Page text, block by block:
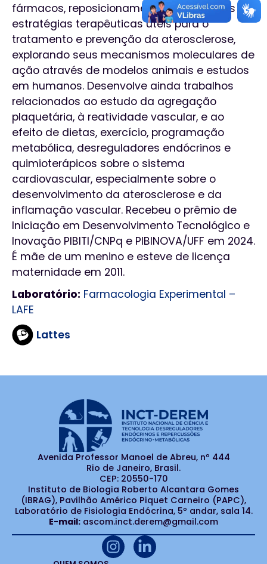
fármacos, reposicionamento de fármacos e
estratégias terapêuticas úteis para o
tratamento e prevenção da aterosclerose,
explorando seus mecanismos moleculares de
ação através de modelos animais e estudos
em humanos. Desenvolve ainda trabalhos
relacionados ao estudo da agregação
plaquetária, à reatividade vascular, e ao
efeito de dietas, exercício, programação
metabólica, desreguladores endócrinos e
quimioterápicos sobre o sistema
cardiovascular, especialmente sobre o
desenvolvimento da aterosclerose e da
inflamação vascular. Recebeu o prêmio de
Iniciação em Desenvolvimento Tecnológico e
Inovação PIBITI/CNPq e PIBINOVA/UFF em 2024.
É mãe de um menino e esteve de licença
maternidade em 2011.
Laboratório: Farmacologia Experimental –
LAFE
Lattes
Avenida Professor Manoel de Abreu, nº 444
Rio de Janeiro, Brasil.
CEP: 20550-170
Instituto de Biologia Roberto Alcantara Gomes
(IBRAG), Pavilhão Américo Piquet Carneiro (PAPC),
Laboratório de Fisiologia Endócrina, 5º andar, sala 14.
E-mail: ascom.inct.derem@gmail.com